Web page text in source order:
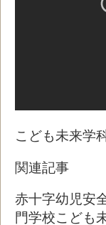
こども未来学
関連記事
赤十字幼児安
門学校こども